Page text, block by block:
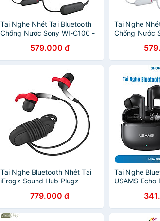
Tai Nghe Nhét Tai Bluetooth
Chống Nước Sony WI-C100 -
579.000 đ
Tai Nghe
Chống Nước
Tai Nghe Bluetooth Nhét Tai
iFrogz Sound Hub Plugz
779.000 đ
Tai Nghe
USAMS Echo